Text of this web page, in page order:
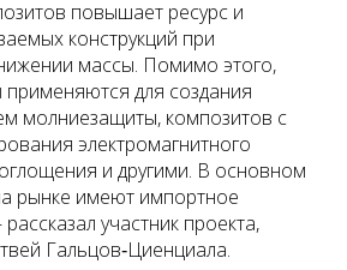
повышает ресурс и
конструкций при
массы. Помимо этого,
для создания
молниезащиты, композитов с
электромагнитного
и другими. В основном
рынке имеют импортное
участник проекта,
Гальцов‑Циенциала.